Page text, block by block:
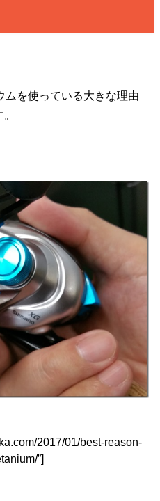
ムを使っている大きな理由
2017/01/best-reason-
”]